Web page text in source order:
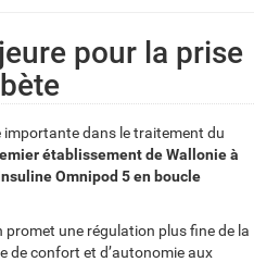
pour la prise
importante dans le traitement du
établissement de Wallonie à
Omnipod 5 en boucle
une régulation plus fine de la
de confort et d’autonomie aux